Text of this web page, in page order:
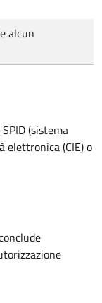
alcun
(sistema
elettronica (CIE) o